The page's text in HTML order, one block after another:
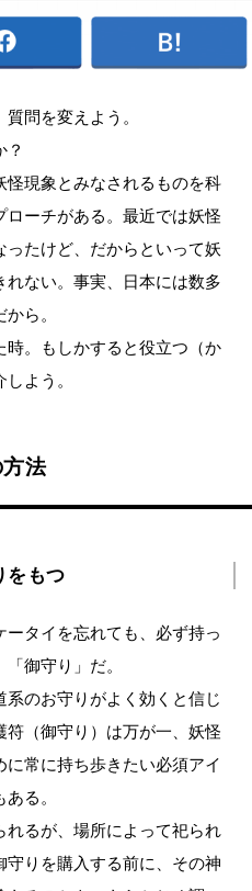
問を変えよう。
？
現象とみなされるものを科
ーチがある。最近では妖怪
たけど、だからといって妖
ない。事実、日本には数多
ら。
時。もしかすると役立つ（か
よう。
法
もつ
タイを忘れても、必ず持っ
御守り」だ。
のお守りがよく効くと信じ
符（御守り）は万が一、妖怪
常に持ち歩きたい必須アイ
る。
るが、場所によって祀られ
りを購入する前に、その神